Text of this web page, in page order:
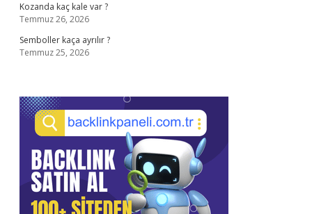
Kozanda kaç kale var ?
Temmuz 26, 2026
Semboller kaça ayrılır ?
Temmuz 25, 2026